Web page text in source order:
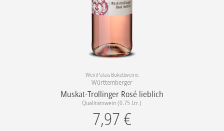
WeinPalais Bukettweine
Württemberger
Muskat-Trollinger Rosé lieblich
Qualitätswein (0.75 Ltr.)
7,97 €